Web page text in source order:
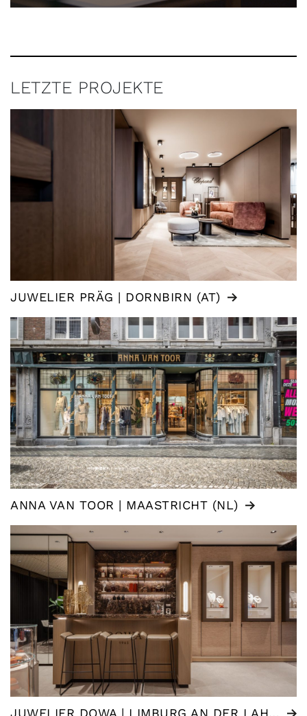
LETZTE PROJEKTE
JUWELIER PRÄG | DORNBIRN (AT)
ANNA VAN TOOR | MAASTRICHT (NL)
JUWELIER DOWA | LIMBURG AN DER LAHN (DE)